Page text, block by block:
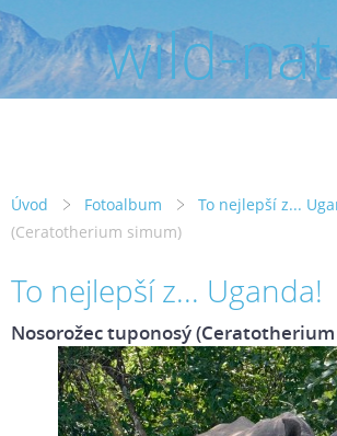
wild-
Úvod Fotoalbum To nejlepší z...
(Ceratotherium simum)
To nejlepší z... Uganda!
Nosorožec tuponosý